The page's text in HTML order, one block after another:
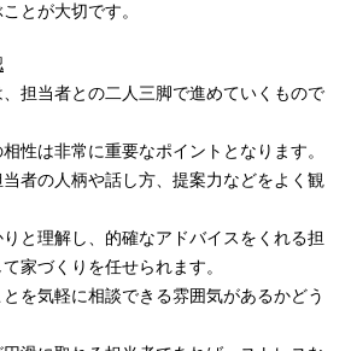
とが大切です。
担当者との二人三脚で進めていくもので
性は非常に重要なポイントとなります。
者の人柄や話し方、提案力などをよく観
と理解し、的確なアドバイスをくれる担
家づくりを任せられます。
を気軽に相談できる雰囲気があるかどう